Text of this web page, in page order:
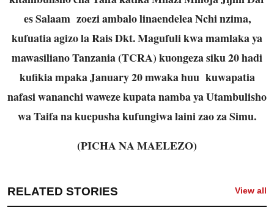
es Salaam zoezi ambalo linaendelea Nchi nzima,
kufuatia agizo la Rais Dkt. Magufuli kwa mamlaka ya
mawasiliano Tanzania (TCRA) kuongeza siku 20 hadi
kufikia mpaka January 20 mwaka huu kuwapatia
nafasi wananchi waweze kupata namba ya Utambulisho
wa Taifa na kuepusha kufungiwa laini zao za Simu.
(PICHA NA MAELEZO)
RELATED STORIES View all